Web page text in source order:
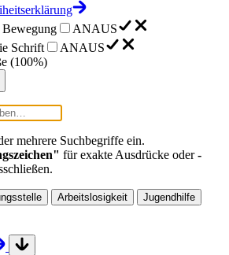
Bewegung
ANAUS
Schrift
ANAUS
(100%)
mehrere Suchbegriffe ein.
für exakte Ausdrücke oder-
Arbeitslosigkeit
Jugendhilfe